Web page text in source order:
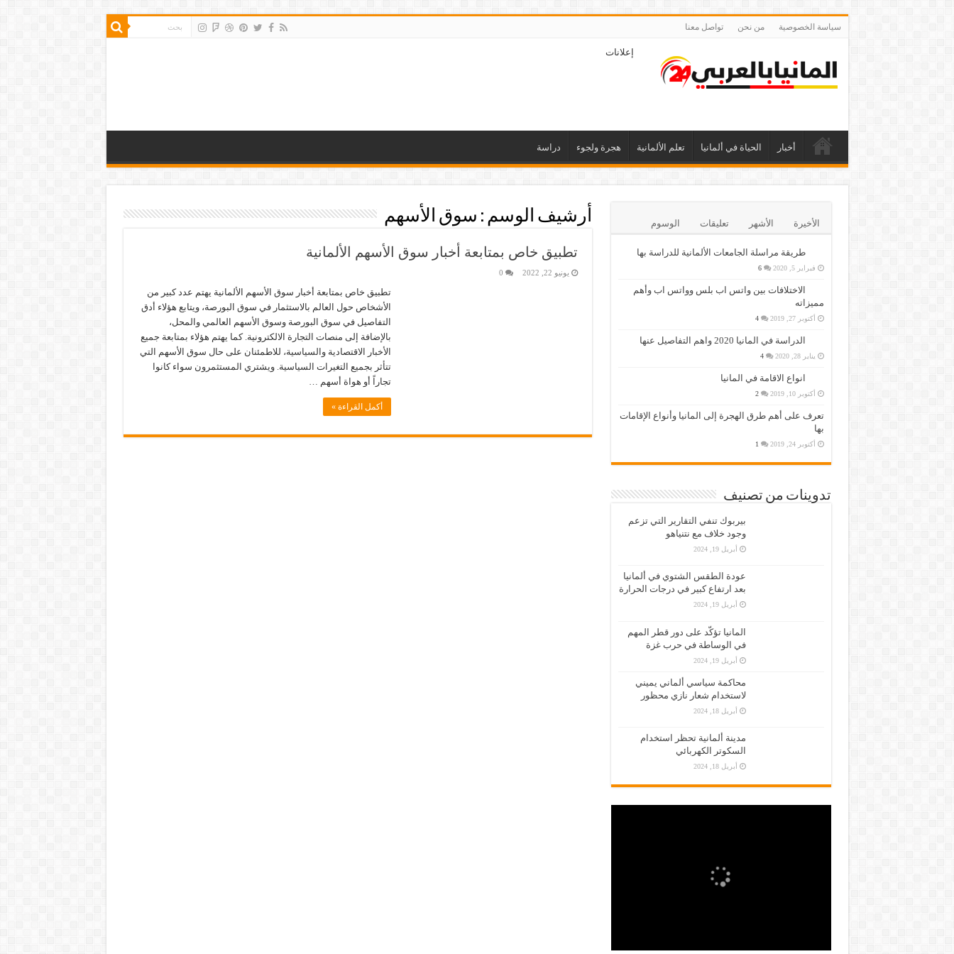
سياسة الخصوصية من نحن تواصل معنا
إعلانات
أخبار الحياة في ألمانيا تعلم الألمانية هجرة ولجوء دراسة
أرشيف الوسم : سوق الأسهم
تطبيق خاص بمتابعة أخبار سوق الأسهم الألمانية
يونيو 22, 2022 0
تطبيق خاص بمتابعة أخبار سوق الأسهم الألمانية يهتم عدد كبير من
الأشخاص حول العالم بالاستثمار في سوق البورصة، ويتابع هؤلاء أدق
التفاصيل في سوق البورصة وسوق الأسهم العالمي والمحل،
بالإضافة إلى منصات التجارة الالكترونية. كما يهتم هؤلاء بمتابعة جميع
الأخبار الاقتصادية والسياسية، للاطمئنان على حال سوق الأسهم التي
تتأثر بجميع التغيرات السياسية. ويشتري المستثمرون سواء كانوا
تجاراً أو هواة أسهم …
أكمل القراءة »
الأخيرة الأشهر تعليقات الوسوم
طريقة مراسلة الجامعات الألمانية للدراسة بها
فبراير 5, 2020 6
الاختلافات بين واتس اب بلس وواتس اب وأهم
مميزاته
أكتوبر 27, 2019 4
الدراسة في المانيا 2020 واهم التفاصيل عنها
يناير 28, 2020 4
انواع الاقامة في المانيا
أكتوبر 10, 2019 2
تعرف على أهم طرق الهجرة إلى المانيا وأنواع الإقامات
بها
أكتوبر 24, 2019 1
تدوينات من تصنيف
بيربوك تنفي التقارير التي تزعم
وجود خلاف مع نتنياهو
أبريل 19, 2024
عودة الطقس الشتوي في ألمانيا
بعد ارتفاع كبير في درجات الحرارة
أبريل 19, 2024
المانيا تؤكّد على دور قطر المهم
في الوساطة في حرب غزة
أبريل 19, 2024
محاكمة سياسي ألماني يميني
لاستخدام شعار نازي محظور
أبريل 18, 2024
مدينة ألمانية تحظر استخدام
السكوتر الكهربائي
أبريل 18, 2024